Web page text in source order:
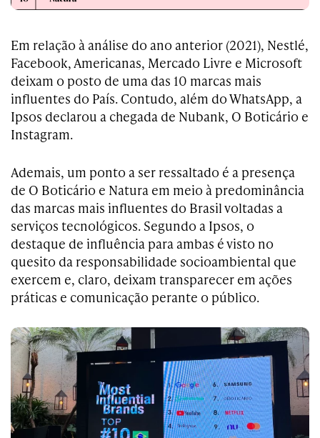
Em relação à análise do ano anterior (2021), Nestlé,
Facebook, Americanas, Mercado Livre e Microsoft
deixam o posto de uma das 10 marcas mais
influentes do País. Contudo, além do WhatsApp, a
Ipsos declarou a chegada de Nubank, O Boticário e
Instagram.
Ademais, um ponto a ser ressaltado é a presença
de O Boticário e Natura em meio à predominância
das marcas mais influentes do Brasil voltadas a
serviços tecnológicos. Segundo a Ipsos, o
destaque de influência para ambas é visto no
quesito da responsabilidade socioambiental que
exercem e, claro, deixam transparecer em ações
práticas e comunicação perante o público.